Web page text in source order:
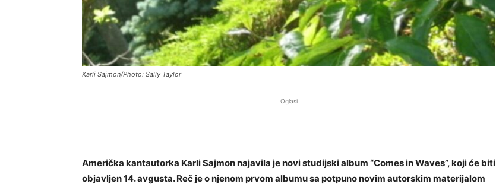
Karli Sajmon/Photo: Sally Taylor
Oglasi
Američka kantautorka Karli Sajmon najavila je novi studijski album “Comes in Waves”, koji će biti
objavljen 14. avgusta. Reč je o njenom prvom albumu sa potpuno novim autorskim materijalom